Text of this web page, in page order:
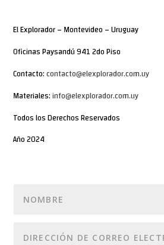
El Explorador – Montevideo – Uruguay
Oficinas Paysandú 941 2do Piso
Contacto:contacto@elexplorador.com.uy
Materiales:info@elexplorador.com.uy
Todos los Derechos Reservados
Año 2024